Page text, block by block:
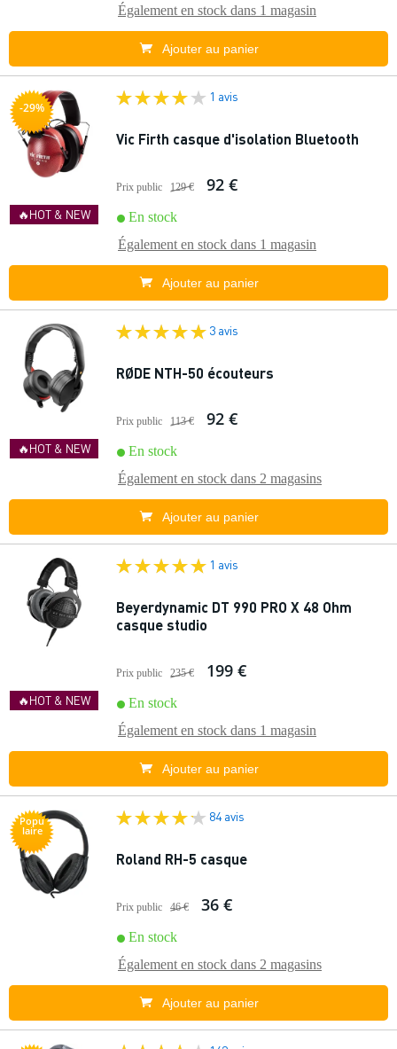
Également en stock dans 1 magasin
Ajouter au panier
-29%
🔥HOT & NEW
1 avis
Vic Firth casque d'isolation Bluetooth
Prix public 129 € 92 €
En stock
Également en stock dans 1 magasin
Ajouter au panier
🔥HOT & NEW
3 avis
RØDE NTH-50 écouteurs
Prix public 113 € 92 €
En stock
Également en stock dans 2 magasins
Ajouter au panier
🔥HOT & NEW
1 avis
Beyerdynamic DT 990 PRO X 48 Ohm
casque studio
Prix public 235 € 199 €
En stock
Également en stock dans 1 magasin
Ajouter au panier
Popu
laire
84 avis
Roland RH-5 casque
Prix public 46 € 36 €
En stock
Également en stock dans 2 magasins
Ajouter au panier